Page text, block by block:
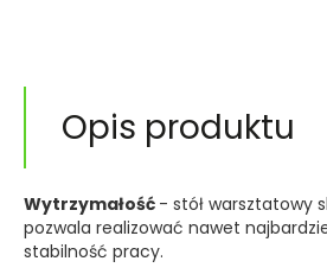
Opis produktu
Wytrzymałość - stół warsztatowy
pozwala realizować nawet
stabilność pracy.